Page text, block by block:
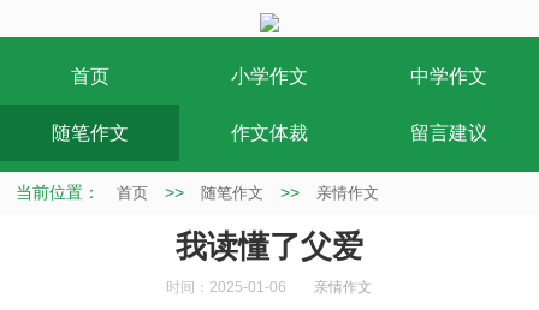
首页 小学作文 中学作文
随笔作文 作文体裁 留言建议
当前位置： 首页 >> 随笔作文 >> 亲情作文
我读懂了父爱
时间：2025-01-06 亲情作文